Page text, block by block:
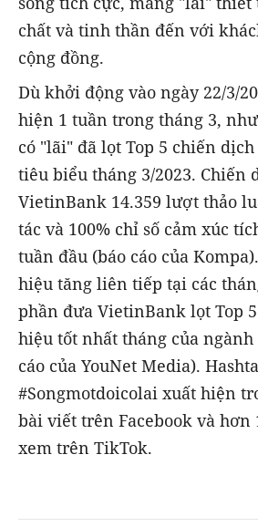
chất và tinh thần đến với
cộng đồng.
Dù khởi động vào ngày 22/3/
hiện 1 tuần trong tháng 3,
có "lãi" đã lọt Top 5 chiến
tiêu biểu tháng 3/2023. Chiến
VietinBank 14.359 lượt thảo
tác và 100% chỉ số cảm xúc
tuần đầu (báo cáo của
hiệu tăng liên tiếp tại các
phần đưa VietinBank lọt Top
hiệu tốt nhất tháng của
cáo của YouNet Media).
#Songmotdoicolai xuất hiện
bài viết trên Facebook và hơn
xem trên TikTok.